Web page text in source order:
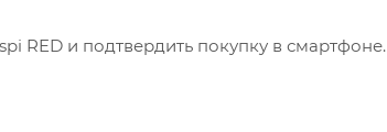
RED и подтвердить покупку в смартфоне.